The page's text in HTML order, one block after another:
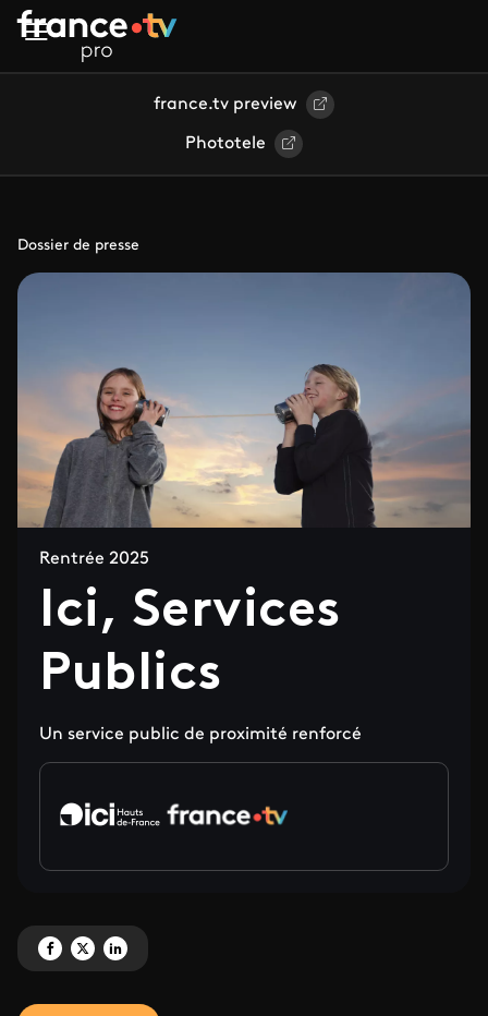
Aller au contenu principal
france.tv preview
Phototele
Dossier de presse
Rentrée 2025
Ici, Services
Publics
Un service public de proximité renforcé
Partagez 'Ici, Services Publics' sur Facebook
Partagez 'Ici, Services Publics' sur X
Partagez 'Ici, Services Publics' sur LinkedIn